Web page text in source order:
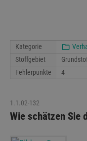
Kategorie
Stoffgebiet
Fehlerpunkte
4
1.1.02-132
Wie schätzen Sie